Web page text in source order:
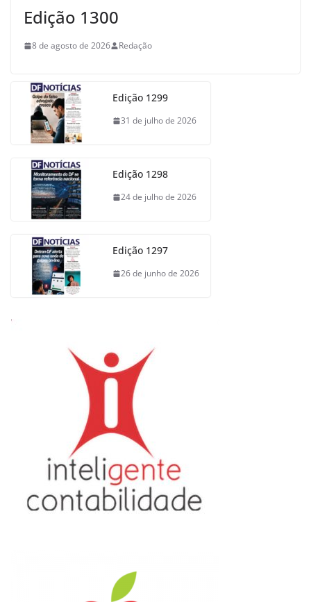
Edição 1300
8 de agosto de 2026 Redação
Edição 1299
31 de julho de 2026
Edição 1298
24 de julho de 2026
Edição 1297
26 de junho de 2026